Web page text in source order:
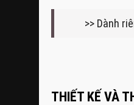
>> Dành
THIẾT KẾ VÀ